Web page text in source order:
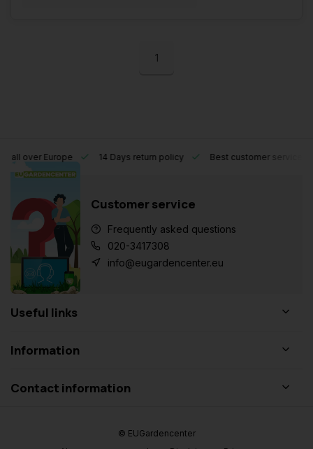
1
Europe 14 Days return policy Best customer service
Customer service
Frequently asked questions
020-3417308
info@eugardencenter.eu
Useful links
Information
Contact information
© EUGardencenter